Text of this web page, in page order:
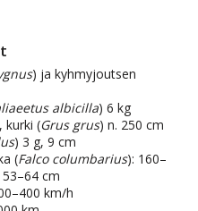
) ja kyhmyjoutsen
albicilla) 6 kg
kurki (Grus grus) n. 250 cm
) 3 g, 9 cm
(Falco columbarius): 160–
cm
km/h